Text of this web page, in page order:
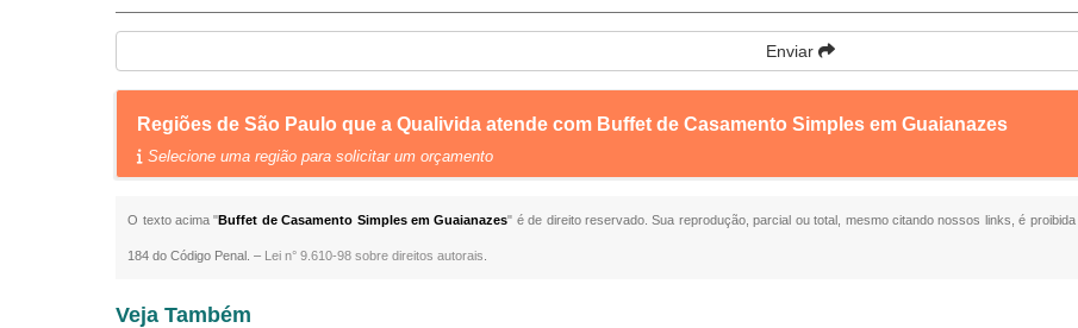
Enviar
Regiões de São Paulo que a Qualivida atende com Buffet de Casamento Simples em Guaianazes
Selecione uma região para solicitar um orçamento
O texto acima "Buffet de Casamento Simples em Guaianazes" é de direito reservado. Sua reprodução, parcial ou total, mesmo citando nossos links, é
184 do Código Penal. – Lei n° 9.610-98 sobre direitos autorais
Veja Também